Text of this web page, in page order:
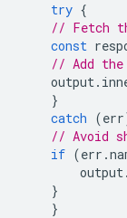
try {
// Fetch
const
// Add
output.
}
catch (err
// Avoid
if (err .
output.
}
}